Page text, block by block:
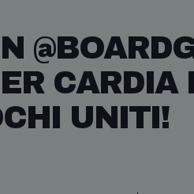
CARDIA
UNITI!